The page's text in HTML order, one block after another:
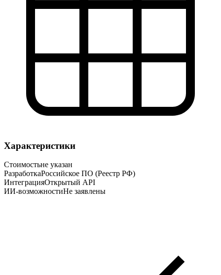
Характеристики
Стоимостьне указан
РазработкаРоссийское ПО (Реестр РФ)
ИнтеграцияОткрытый API
ИИ-возможностиНе заявлены